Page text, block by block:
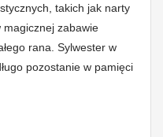
takich jak narty
zabawie
rana. Sylwester w
pozostanie w pamięci